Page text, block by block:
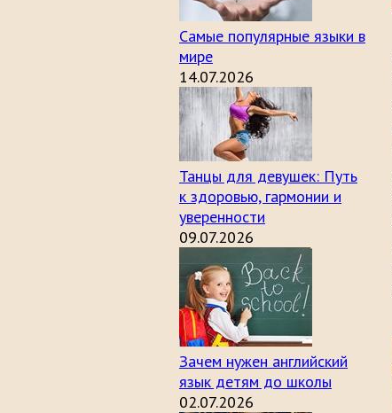
Самые популярные языки в
мире
14.07.2026
Танцы для девушек: Путь
к здоровью, гармонии и
уверенности
09.07.2026
Зачем нужен английский
язык детям до школы
02.07.2026